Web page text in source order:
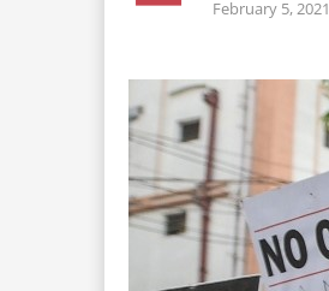
February 5, 2021